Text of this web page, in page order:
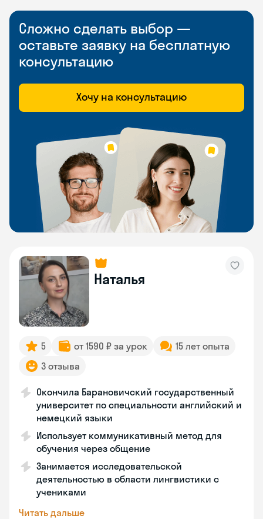
Сложно сделать выбор —
оставьте заявку на бесплатную
консультацию
Хочу на консультацию
Наталья
5 от 1590 ₽ за урок
15 лет опыта
3 отзыва
Окончила Барановичский государственный
университет по специальности английский и
немецкий языки
Использует коммуникативный метод для
обучения через общение
Занимается исследовательской
деятельностью в области лингвистики с
учениками
Читать дальше